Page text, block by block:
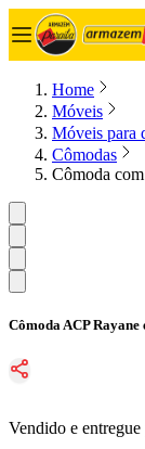
Home
Móveis
Móveis para
Cômodas
Cômoda
Cômoda ACP
Vendido e entregue